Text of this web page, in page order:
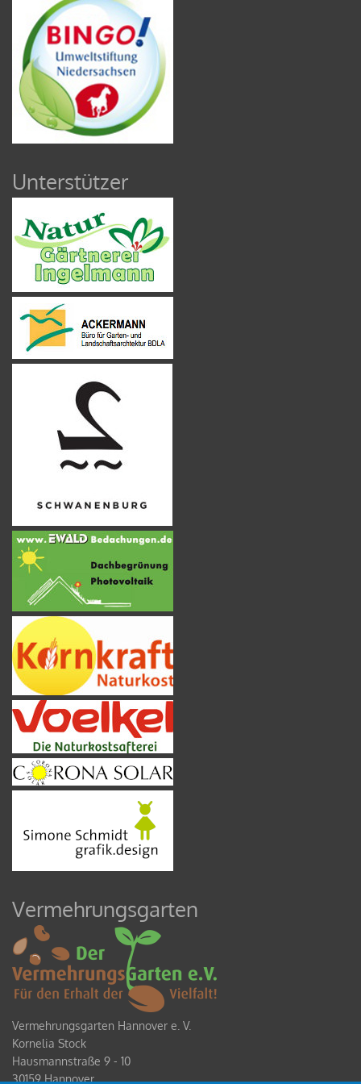
Unterstützer
Vermehrungsgarten
Vermehrungsgarten Hannover e. V.
Kornelia Stock
Hausmannstraße 9 - 10
30159 Hannover